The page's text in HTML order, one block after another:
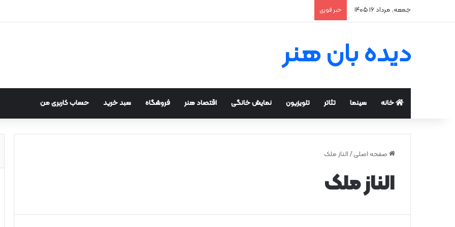
جمعه, مرداد ۱۶ ۱۴۰۵ خبر فوری
دیده بان هنر
خانه سینما تئاتر تلویزیون نمایش خانگی اقتصاد هنر فروشگاه سبد خرید حساب کاربری من
صفحه اصلی / الناز ملک
الناز ملک